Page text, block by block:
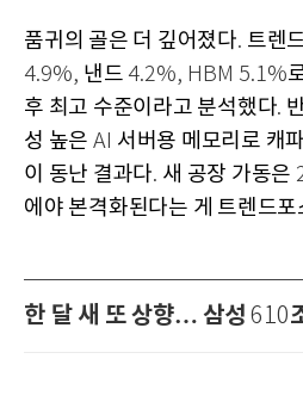
품귀의 골은 더 깊어졌다. 트렌
4.9%, 낸드 4.2%, HBM 5.1%
후 최고 수준이라고 분석했다.
성 높은 AI 서버용 메모리로 캐
이 동난 결과다. 새 공장 가동은
에야 본격화된다는 게 트렌드
한 달 새 또 상향… 삼성610